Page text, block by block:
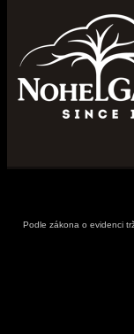
Podle zákona o evidenci